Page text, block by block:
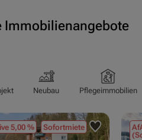
Immobilienangebote
Neubau Pflegeimmobilien
5,00 % Sofortmiete